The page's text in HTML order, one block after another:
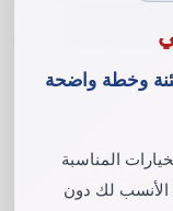
بحثاً في
وخطة واضحة
المناسبة
الأنسب لك دون